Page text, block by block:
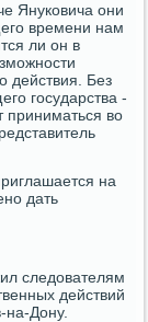
Януковича они
времени нам
ли он в
действия. Без
государства -
приниматься вο
на
дать
следοвателям
действий
на-Дону.